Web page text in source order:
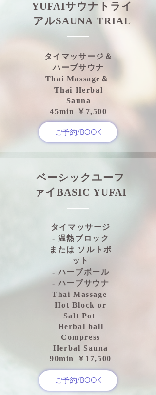
YUFAIサウナ トライ
アルSAUNA TRIAL
タイマッサージ＆
ハーブサウナ
Thai Massage＆
Thai Herbal
Sauna
45min ￥7,500
ご予約/BOOK
ベーシックユーフ
ァイBASIC YUFAI
タイマッサージ
- 温熱ブロック
または ソルトポ
ット
- ハーブボール
- ハーブサウナ
Thai Massage
Hot Block or
Salt Pot
Herbal ball
Compress
Herbal Sauna
90min ￥17,500
ご予約/BOOK